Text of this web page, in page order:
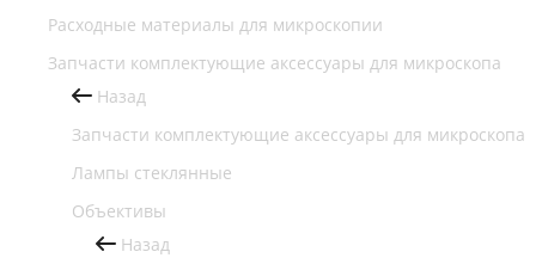
Расходные материалы для микроскопии
Запчасти комплектующие аксессуары для микроскопа
Назад
Запчасти комплектующие аксессуары для микроскопа
Лампы стеклянные
Объективы
Назад